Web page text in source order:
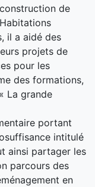
de
il a aidé des
projets de
pour les
des formations,
La grande
portant
intitulé
ainsi partager les
parcours des
en